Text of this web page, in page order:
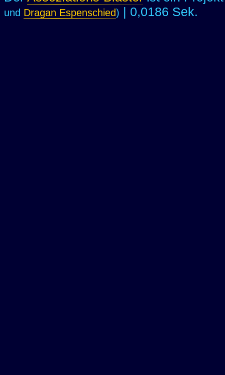
und Dragan Espenschied) | 0,0186 Sek.